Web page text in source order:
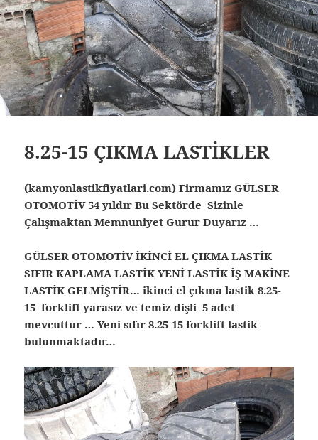
8.25-15 ÇIKMA LASTİKLER
(kamyonlastikfiyatlari.com) Firmamız GÜLSER
OTOMOTİV 54 yıldır Bu Sektörde Sizinle
Çalışmaktan Memnuniyet Gurur Duyarız …
GÜLSER OTOMOTİV İKİNCİ EL ÇIKMA LASTİK
SIFIR KAPLAMA LASTİK YENİ LASTİK İŞ MAKİNE
LASTİK GELMİŞTİR… ikinci el çıkma lastik 8.25-
15 forklift yarasız ve temiz dişli 5 adet
mevcuttur … Yeni sıfır 8.25-15 forklift lastik
bulunmaktadır…